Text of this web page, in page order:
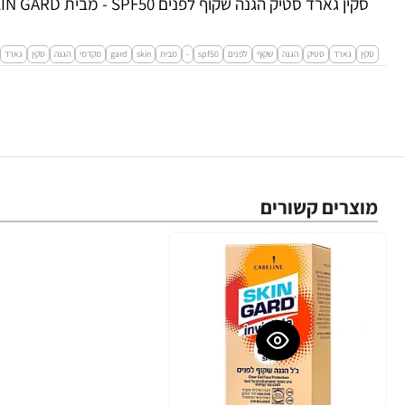
סקין גארד סטיק הגנה שקוף לפנים spf50
- מבית skin
gard מקדמי הגנה סקין גארד
מוצרים קשורים